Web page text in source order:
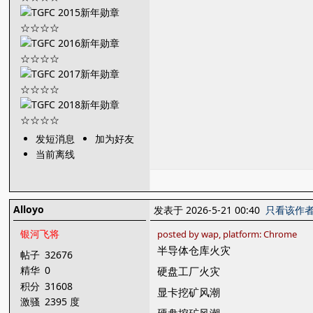
发短消息
加为好友
当前离线
Alloyo
银河飞将
帖子 32676
精华 0
积分 31608
激骚 2395 度
发表于 2026-5-21 00:40 只看该作
posted by wap, platform: Chrome
半导体仓库火灾
硬盘工厂火灾
显卡挖矿风潮